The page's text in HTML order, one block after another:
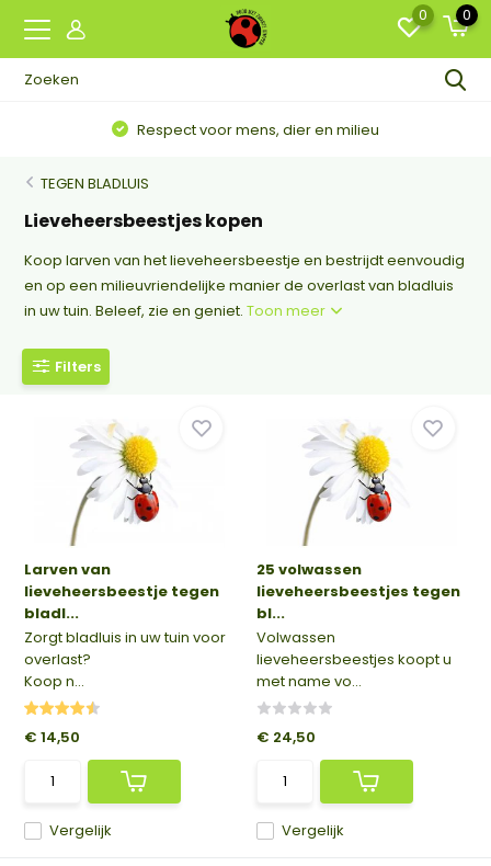
0 0
Respect voor mens, dier en milieu
TEGEN BLADLUIS
Lieveheersbeestjes kopen
Koop larven van het lieveheersbeestje en bestrijdt eenvoudig
en op een milieuvriendelijke manier de overlast van bladluis
in uw tuin. Beleef, zie en geniet.Toon meer
Filters
Larven van
lieveheersbeestje tegen
bladl...
Zorgt bladluis in uw tuin voor
overlast?
Koop n...
Vergelijk
€ 14,50
25 volwassen
lieveheersbeestjes tegen
bl...
Volwassen
lieveheersbeestjes koopt u
met name vo...
Vergelijk
€ 24,50